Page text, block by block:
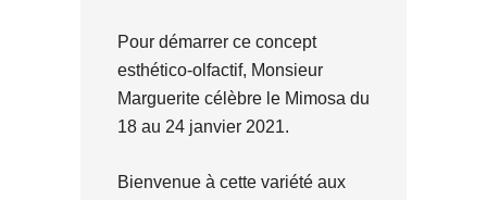
Pour démarrer ce concept
esthético-olfactif, Monsieur
Marguerite célèbre le Mimosa du
18 au 24 janvier 2021.
Bienvenue à cette variété aux